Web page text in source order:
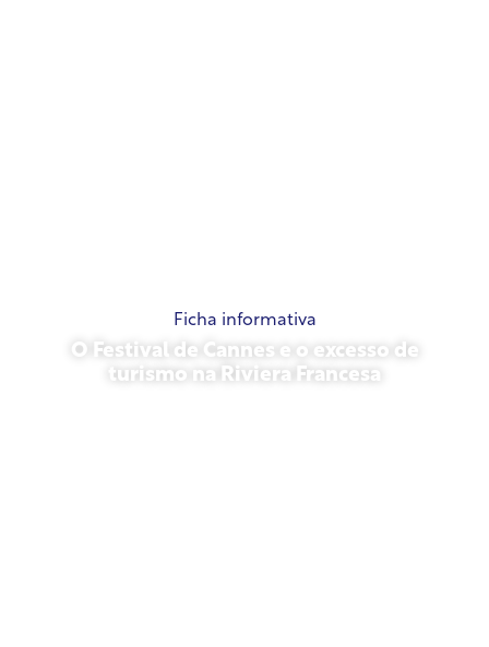
Ficha informativa
O Festival de Cannes e o excesso de
turismo na Riviera Francesa